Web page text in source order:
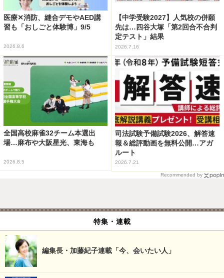
医療✕消防、縫合デモやAED講
習も「おしごと体験博」9/5
2026.8.6
【中学受験2027】人気校の併願
先は…四谷大塚「第2回合不合判
定テスト」結果
2026.7.16
全国高校麻雀32チーム本選出
場…麻布や大阪星光、東海も
2026.8.5
司法試験予備試験2026、解答速
報＆総評動画を無料公開…アガ
ルート
2026.7.21
Recommended by
特集・連載
編集長・加藤紀子連載「今、会いたい人」